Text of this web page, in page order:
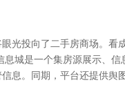
光投向了二手房商场。
城是一个集房源展示、
息。同期，平台还提供